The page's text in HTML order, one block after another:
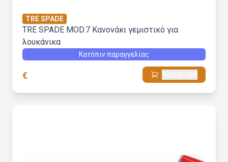
TRE SPADE
TRE SPADE MOD.7 Kανονάκι γεμιστικό για
λουκάνικα
Κατόπιν παραγγελίας
€